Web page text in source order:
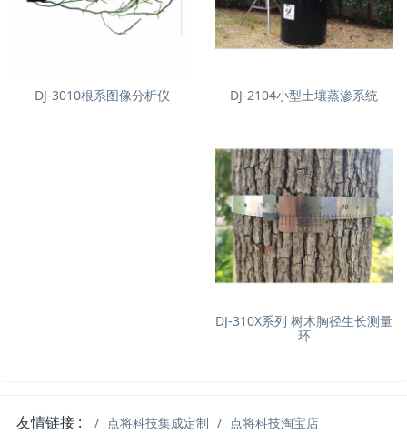
DJ-2104小型土壤蒸渗系统
DJ-3010根系图像分析仪
DJ-310X系列 树木胸径生长测量
环
友情链接 : 点将科技集成定制 点将科技淘宝店